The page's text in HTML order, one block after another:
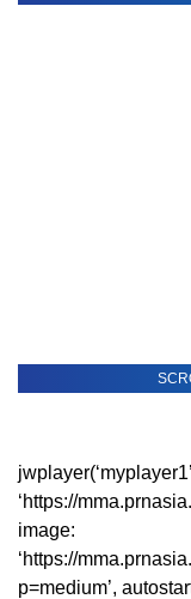
‘https://
image:
‘https://
p=medium’,